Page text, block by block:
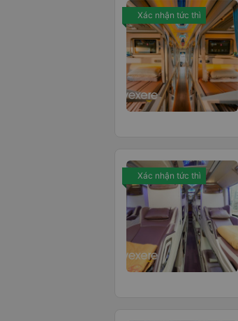
Xác nhận tức thì
Xác nhận tức thì